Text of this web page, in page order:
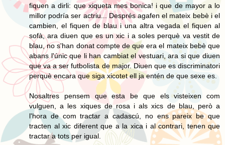
fiquen a dirli: que xiqueta mes bonica! i que de mayor a lo
millor podría ser actriu... Després agafen el mateix bebè i el
cambien, el fiquen de blau i una altra vegada el fiquen al
sofà, ara diuen que es un xic i a soles perquè va vestit de
blau, no s'han donat compte de que era el mateix bebè que
abans l'únic que li han cambiat el vestuari, ara si que diuen
que va a ser futbolista de major. Diuen que es discriminatori
perquè encara que siga xicotet ell ja entén de que sexe es.
Nosaltres pensem que esta be que els visteixen com
vulguen, a les xiques de rosa i als xics de blau, però a
l'hora de com tractar a cadascú, no ens pareix be que
tracten al xic diferent que a la xica i al contrari, tenen que
tractar a tots per igual.